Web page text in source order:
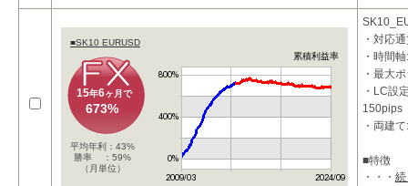
■SK10 EURUSD
累積利益率
15年6ヶ月で
673%
平均年利：43%
勝率 ：59%
（月単位）
・対応
・時間
・最大
・LC設
150pips
・両建
■特徴
1ポジシ
・・・